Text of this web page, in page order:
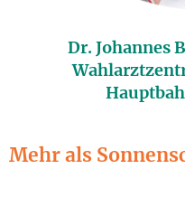
Dr. Johannes
Mehr als